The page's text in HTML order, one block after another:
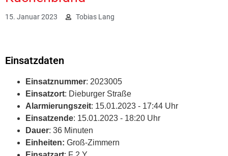
15. Januar 2023 Tobias Lang
Einsatzdaten
Einsatznummer: 2023005
Einsatzort: Dieburger Straße
Alarmierungszeit: 15.01.2023 - 17:44 Uhr
Einsatzende: 15.01.2023 - 18:20 Uhr
Dauer: 36 Minuten
Einheiten: Groß-Zimmern